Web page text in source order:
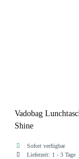
Vadobag
Shine
Sofort verfügbar
Lieferzeit: 1 - 3 Tage